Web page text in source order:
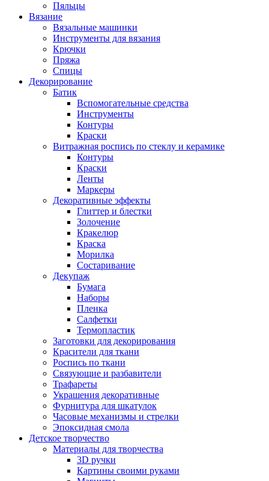
Пяльцы
Вязание
Вязальные машинки
Инструменты для вязания
Крючки
Пряжа
Спицы
Декорирование
Батик
Вспомогательные средства
Инструменты
Контуры
Краски
Витражная роспись по стеклу и керамике
Контуры
Краски
Ленты
Маркеры
Декоративные эффекты
Глиттер и блестки
Золочение
Кракелюр
Краска
Морилка
Состаривание
Декупаж
Бумага
Наборы
Пленка
Салфетки
Термопластик
Заготовки для декорирования
Красители для ткани
Роспись по ткани
Связующие и разбавители
Трафареты
Украшения декоративные
Фурнитура для шкатулок
Часовые механизмы и стрелки
Эпоксидная смола
Детское творчество
Материалы для творчества
3D ручки
Картины своими руками